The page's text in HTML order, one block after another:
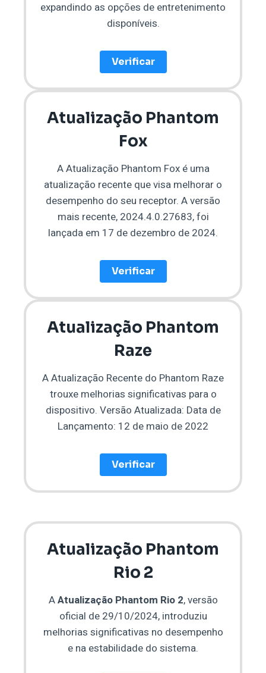
expandindo as opções de entretenimento
disponíveis.
Verificar
Atualização Phantom
Fox
A Atualização Phantom Fox é uma
atualização recente que visa melhorar o
desempenho do seu receptor. A versão
mais recente, 2024.4.0.27683, foi
lançada em 17 de dezembro de 2024.
Verificar
Atualização Phantom
Raze
A Atualização Recente do Phantom Raze
trouxe melhorias significativas para o
dispositivo. Versão Atualizada: Data de
Lançamento: 12 de maio de 2022
Verificar
Atualização Phantom
Rio 2
AAtualização Phantom Rio 2, versão
oficial de 29/10/2024, introduziu
melhorias significativas no desempenho
e na estabilidade do sistema.